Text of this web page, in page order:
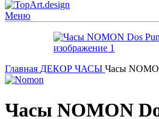
Меню
Главная ДЕКОР ЧАСЫ Часы
Часы NOMON